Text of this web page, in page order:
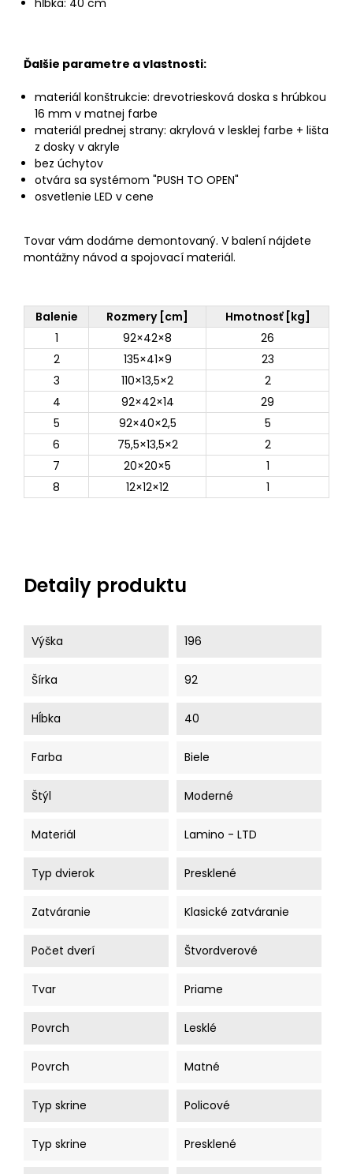
hĺbka: 40 cm
Ďalšie parametre a vlastnosti:
materiál konštrukcie: drevotriesková doska s hrúbkou
16 mm v matnej farbe
materiál prednej strany: akrylová v lesklej farbe + lišta
z dosky v akryle
bez úchytov
otvára sa systémom "PUSH TO OPEN"
osvetlenie LED v cene
Tovar vám dodáme demontovaný. V balení nájdete
montážny návod a spojovací materiál.
Balenie Rozmery [cm]
Hmotnosť [kg]
1
92×42×8
26
2
135×41×9
23
3
110×13,5×2
2
4
92×42×14
29
5
92×40×2,5
5
6
75,5×13,5×2
2
7
20×20×5
1
8
12×12×12 1
Detaily produktu
Výška 196
Šírka 92
Hĺbka 40
Farba Biele
Štýl Moderné
Materiál Lamino - LTD
Typ dvierok Presklené
Zatváranie Klasické zatváranie
Počet dverí Štvordverové
Tvar Priame
Povrch Lesklé
Povrch Matné
Typ skrine Policové
Typ skrine Presklené